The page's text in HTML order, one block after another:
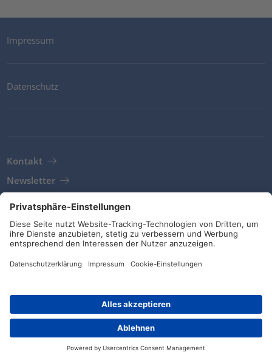
Impressum
Datenschutz
Kontakt
Newsletter
AGB
Richtlinien und Bekenntnisse
Soziale Medien
© HellermannTyton 2026 (v4.312.3) |
|
Händlersuche Kontakt